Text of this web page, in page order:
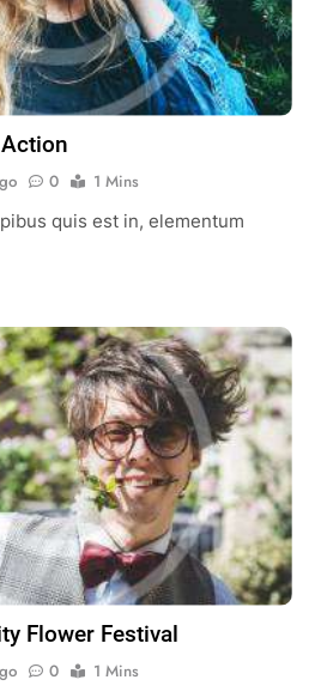
0
1 Mins
quis est in, elementum
Flower Festival
0 1 Mins